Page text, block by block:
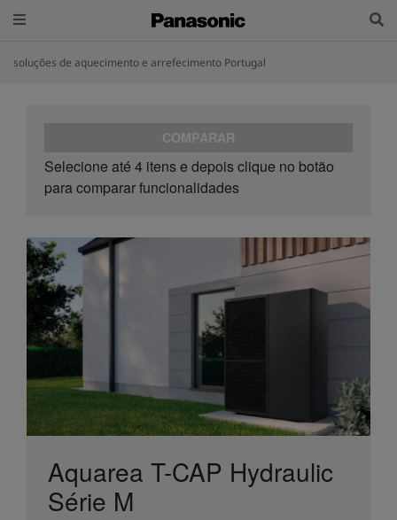
soluções de aquecimento e arrefecimento Portugal
COMPARAR
Selecione até 4 itens e depois clique no botão
para comparar funcionalidades
Aquarea T-CAP Hydraulic
Série M